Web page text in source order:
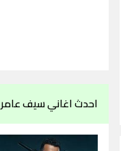
احدث اغاني سيف عامر